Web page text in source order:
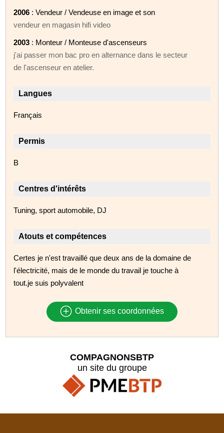
2006 : Vendeur / Vendeuse en image et son
vendeur en magasin hifi video
2003 : Monteur / Monteuse d'ascenseurs
j'ai passer mon bac pro en alternance dans le secteur
de l'ascenseur en atelier.
Langues
Français
Permis
B
Centres d'intérêts
Tuning, sport automobile, DJ
Atouts et compétences
Certes je n'est travaillé que deux ans de la domaine de
l'électricité, mais de le monde du travail je touche à
tout.je suis polyvalent
Obtenir ses coordonnées
COMPAGNONSBTP
un site du groupe